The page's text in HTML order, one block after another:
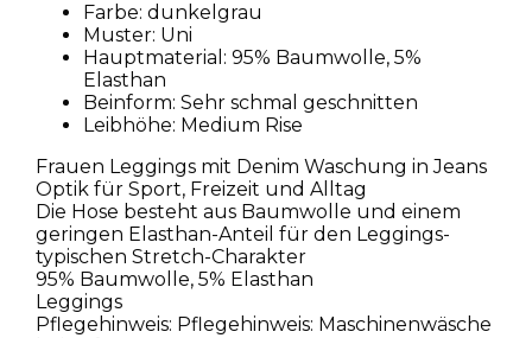
Farbe: dunkelgrau
Muster: Uni
Hauptmaterial: 95% Baumwolle, 5%
Elasthan
Beinform: Sehr schmal geschnitten
Leibhöhe: Medium Rise
Frauen Leggings mit Denim Waschung in Jeans
Optik für Sport, Freizeit und Alltag
Die Hose besteht aus Baumwolle und einem
geringen Elasthan-Anteil für den Leggings-
typischen Stretch-Charakter
95% Baumwolle, 5% Elasthan
Leggings
Pflegehinweis: Pflegehinweis: Maschinenwäsche